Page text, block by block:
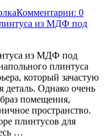
Комментарии: 0
из МДФ под
плинтуса
который зачастую
деталь. Однако очень
помещения,
пространство.
плинтусов для
…